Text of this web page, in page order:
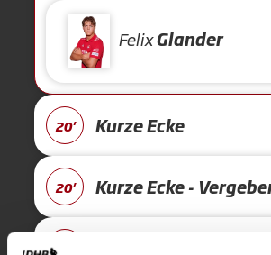
FelixGlander
20' Kurze Ecke
20' Kurze Ecke -
20'